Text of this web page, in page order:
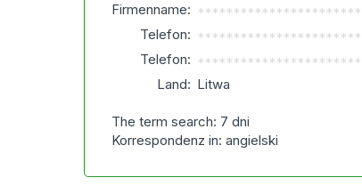
Firmenname: ***********************
Telefon: ***********************
Telefon: ***********************
Land: Litwa
The term search: 7 dni
Korrespondenz in: angielski